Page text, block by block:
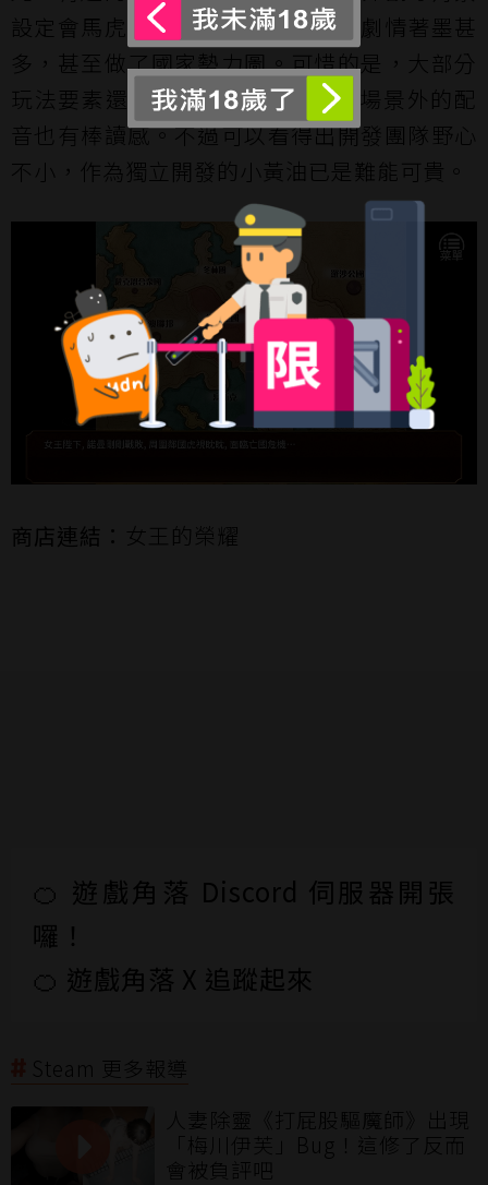
設定會馬虎帶過，本作在著墨一般劇情著墨甚
多，甚至做了國家勢力圖。可惜的是，大部分
玩法要素還是比較樸素、簡單，H場景外的配
音也有棒讀感。不過可以看得出開發團隊野心
不小，作為獨立開發的小黃油已是難能可貴。
商店連結： 女王的榮耀
🍊 遊戲角落 Discord 伺服器開張
囉！
🍊 遊戲角落 X 追蹤起來
Steam 更多報導
人妻除靈《打屁股驅魔師》出現
「梅川伊芙」Bug！這修了反而
會被負評吧